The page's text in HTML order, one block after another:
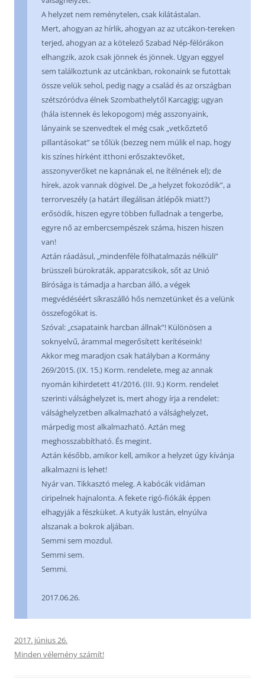
A helyzet nem reménytelen, csak kilátástalan.
Mert, ahogyan az hírlik, ahogyan az az utcákon-tereken
terjed, ahogyan az a kötelező Szabad Nép-félórákon
elhangzik, azok csak jönnek és jönnek. Ugyan eggyel
sem találkoztunk az utcánkban, rokonaink se futottak
össze velük sehol, pedig nagy a család és az országban
szétszóródva élnek Szombathelytől Karcagig; ugyan
(hála istennek és lekopogom) még asszonyaink,
lányaink se szenvedtek el még csak „vetkőztető
pillantásokat” se tőlük (bezzeg nem múlik el nap, hogy
kis színes hírként itthoni erőszaktevőket,
asszonyverőket ne kapnának el, ne ítélnének el); de
hírek, azok vannak dögivel. De „a helyzet fokozódik”, a
terrorveszély (a határt illegálisan átlépők miatt?)
erősödik, hiszen egyre többen fulladnak a tengerbe,
egyre nő az embercsempészek száma, hiszen hiszen
van!
Aztán ráadásul, „mindenféle fölhatalmazás nélküli”
brüsszeli bürokraták, apparatcsikok, sőt az Unió
Bírósága is támadja a harcban álló, a végek
megvédéséért síkraszálló hős nemzetünket és a velünk
összefogókat is.
Szóval: „csapataink harcban állnak”! Különösen a
soknyelvű, árammal megerősített kerítéseink!
Akkor meg maradjon csak hatályban a Kormány
269/2015. (IX. 15.) Korm. rendelete, meg az annak
nyomán kihirdetett 41/2016. (III. 9.) Korm. rendelet
szerinti válsághelyzet is, mert ahogy írja a rendelet:
válsághelyzetben alkalmazható a válsághelyzet,
márpedig most alkalmazható. Aztán meg
meghosszabbítható. És megint.
Aztán később, amikor kell, amikor a helyzet úgy kívánja
alkalmazni is lehet!
Nyár van. Tikkasztó meleg. A kabócák vidáman
ciripelnek hajnalonta. A fekete rigó-fiókák éppen
elhagyják a fészküket. A kutyák lustán, elnyúlva
alszanak a bokrok aljában.
Semmi sem mozdul.
Semmi sem.
Semmi.
2017.06.26.
2017. június 26.
Minden vélemény számít!